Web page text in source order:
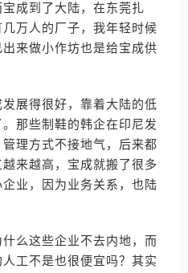
成到了大陆，在东莞扎
万人的厂子，我年轻时候
来做小作坊也是给宝成供
展得很好，靠着大陆的低
那些制鞋的韩企在印尼发
理方式不接地气，后来都
来越高，宝成就搬了很多
业，因为业务关系，也陆
么这些企业不去内地，而
工不是也很便宜吗？其实